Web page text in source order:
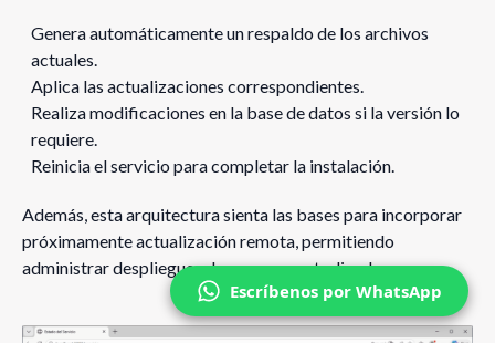
Genera automáticamente un respaldo de los archivos
actuales.
Aplica las actualizaciones correspondientes.
Realiza modificaciones en la base de datos si la versión lo
requiere.
Reinicia el servicio para completar la instalación.
Además, esta arquitectura sienta las bases para incorporar
próximamente actualización remota, permitiendo
administrar despliegues de manera centralizada.
Escríbenos por WhatsApp